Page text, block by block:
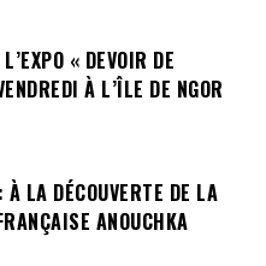
« DEVOIR DE
À L’ÎLE DE NGOR
LA DÉCOUVERTE DE LA
ANOUCHKA